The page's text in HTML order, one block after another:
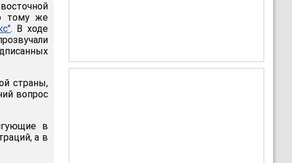
тому же
. В ходе
страны,
вопрос
в
а в